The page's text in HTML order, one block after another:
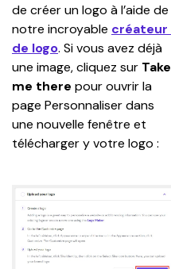
de créer un logo à l’aide de
notre incroyable créateur
de logo. Si vous avez déjà
une image, cliquez sur Take
me there pour ouvrir la
page Personnaliser dans
une nouvelle fenêtre et
télécharger y votre logo :